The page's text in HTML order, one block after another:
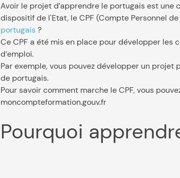
Avoir le projet d’apprendre le portugais est une
dispositif de l'Etat, le CPF (Compte Personnel
portugais?
Ce CPF a été mis en place pour développer
d’emploi.
Par exemple, vous pouvez développer un
de portugais.
Pour savoir comment marche le CPF, vous
moncompteformation.gouv.fr
Pourquoi